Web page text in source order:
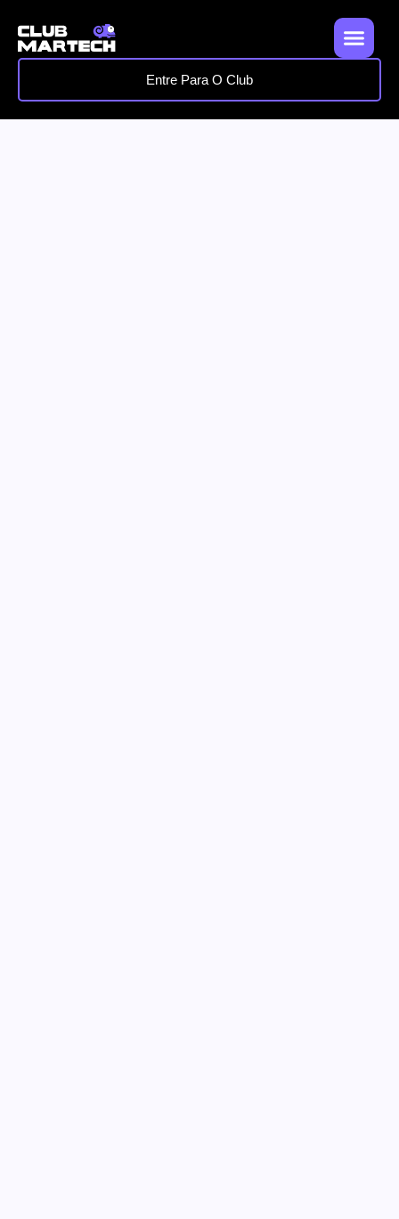
Entre Para O Club